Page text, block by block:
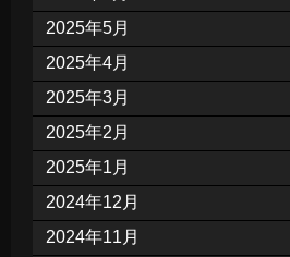
2025年5月
2025年4月
2025年3月
2025年2月
2025年1月
2024年12月
2024年11月